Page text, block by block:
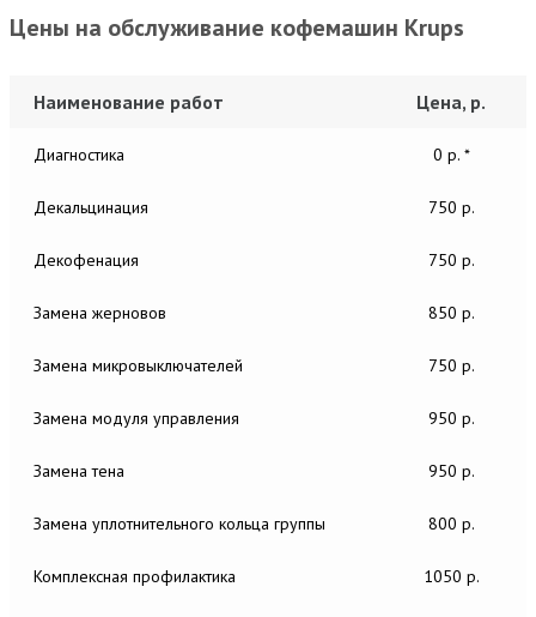
Цены на обслуживание кофемашин Krups
Наименование работ Цена, р.
Диагностика 0 р. *
Декальцинация 750 р.
Декофенация 750 р.
Замена жерновов 850 р.
Замена микровыключателей 750 р.
Замена модуля управления 950 р.
Замена тена 950 р.
Замена уплотнительного кольца группы 800 р.
Комплексная профилактика 1050 р.